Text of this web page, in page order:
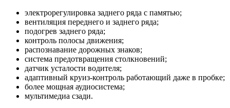
электрорегулировка заднего ряда с памятью;
вентиляция переднего и заднего ряда;
подогрев заднего ряда;
контроль полосы движения;
распознавание дорожных знаков;
система предотвращения столкновений;
датчик усталости водителя;
адаптивный круиз-контроль работающий даже в пробке;
более мощная аудиосистема;
мультимедиа сзади.